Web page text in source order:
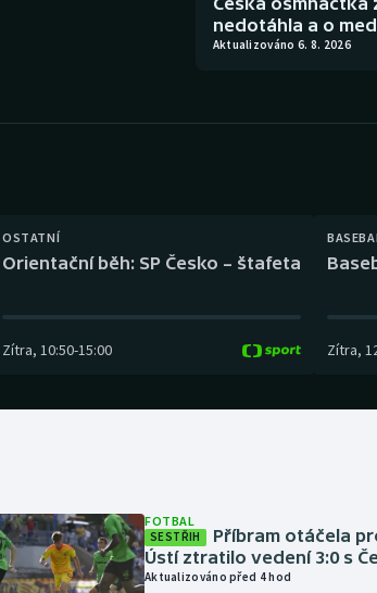
nedotáhla a o
Aktualizováno 6. 8. 2026
OSTATNÍ
Orientační běh: SP Česko – štafeta
Zítra, 10:50-15:00 Zítra,
FOTBAL
SESTŘIH
Příbram otáčela
Ústí ztratilo vedení 3:0 s
Aktualizováno před 4 hod